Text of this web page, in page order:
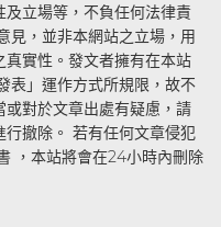
立場等，不負任何法律責
見，並非本網站之立場，用
實性。發文者擁有在本站
表」運作方式所規限，故不
對於文章出處有疑慮，請
撤除。 若有任何文章侵犯
，本站將會在24小時內刪除